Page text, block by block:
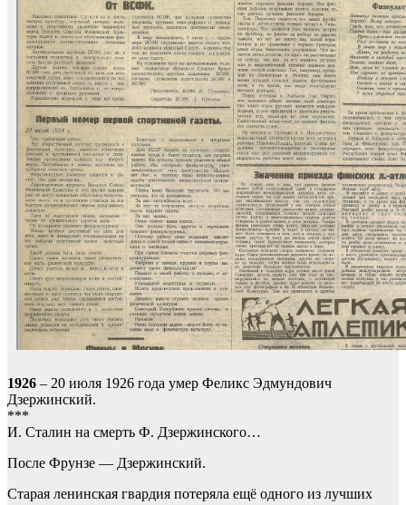
1926 – 20 июля 1926 года умер Феликс Эдмундович
Дзержинский.
***
И. Сталин на смерть Ф. Дзержинского…
После Фрунзе — Дзержинский.
Старая ленинская гвардия потеряла ещё одного из лучших